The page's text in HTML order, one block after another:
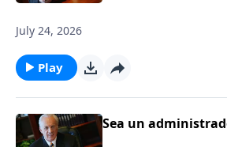
July 24, 2026
Play
Sea un